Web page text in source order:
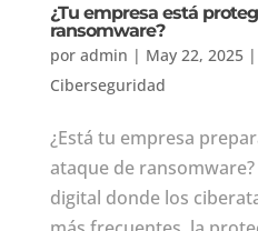
¿Tu empresa está
ransomware?
por admin | May 22, 2025|
Ciberseguridad
¿Está tu empresa
ataque de
digital donde los